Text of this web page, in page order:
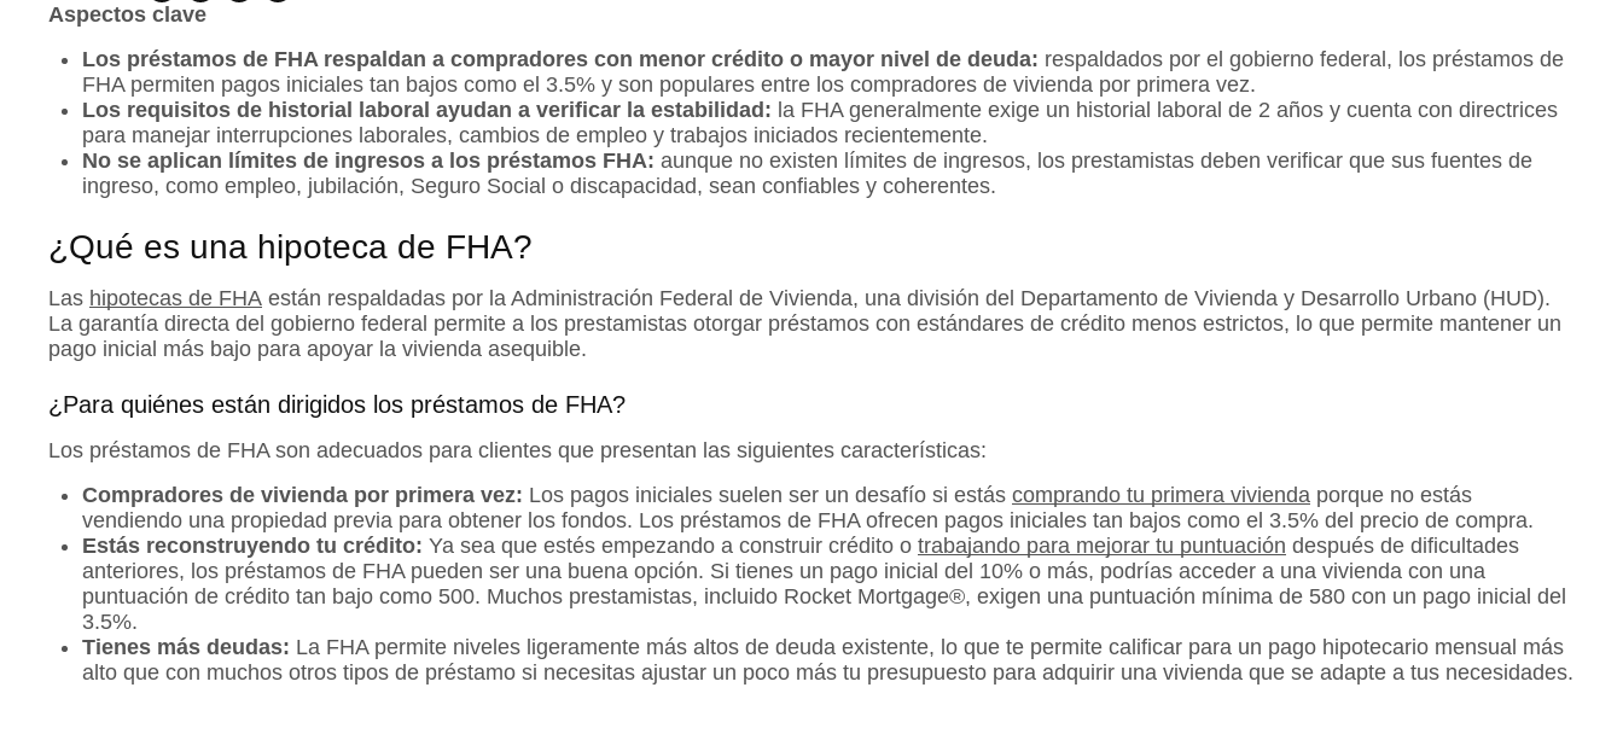
Aspectos clave
Los préstamos de FHA respaldan a compradores con menor crédito o mayor nivel de deuda: respaldados por el gobierno federal, los préstamos de
FHA permiten pagos iniciales tan bajos como el 3.5% y son populares entre los compradores de vivienda por primera vez.
Los requisitos de historial laboral ayudan a verificar la estabilidad: la FHA generalmente exige un historial laboral de 2 años y cuenta con directrices
para manejar interrupciones laborales, cambios de empleo y trabajos iniciados recientemente.
No se aplican límites de ingresos a los préstamos FHA: aunque no existen límites de ingresos, los prestamistas deben verificar que sus fuentes de
ingreso, como empleo, jubilación, Seguro Social o discapacidad, sean confiables y coherentes.
¿Qué es una hipoteca de FHA?
Las hipotecas de FHA están respaldadas por la Administración Federal de Vivienda, una división del Departamento de Vivienda y Desarrollo Urbano (HUD).
La garantía directa del gobierno federal permite a los prestamistas otorgar préstamos con estándares de crédito menos estrictos, lo que permite mantener un
pago inicial más bajo para apoyar la vivienda asequible.
¿Para quiénes están dirigidos los préstamos de FHA?
Los préstamos de FHA son adecuados para clientes que presentan las siguientes características:
Compradores de vivienda por primera vez: Los pagos iniciales suelen ser un desafío si estás comprando tu primera vivienda porque no estás
vendiendo una propiedad previa para obtener los fondos. Los préstamos de FHA ofrecen pagos iniciales tan bajos como el 3.5% del precio de compra.
Estás reconstruyendo tu crédito: Ya sea que estés empezando a construir crédito o trabajando para mejorar tu puntuación después de dificultades
anteriores, los préstamos de FHA pueden ser una buena opción. Si tienes un pago inicial del 10% o más, podrías acceder a una vivienda con una
puntuación de crédito tan bajo como 500. Muchos prestamistas, incluido Rocket Mortgage®, exigen una puntuación mínima de 580 con un pago inicial del
3.5%.
Tienes más deudas: La FHA permite niveles ligeramente más altos de deuda existente, lo que te permite calificar para un pago hipotecario mensual más
alto que con muchos otros tipos de préstamo si necesitas ajustar un poco más tu presupuesto para adquirir una vivienda que se adapte a tus necesidades.